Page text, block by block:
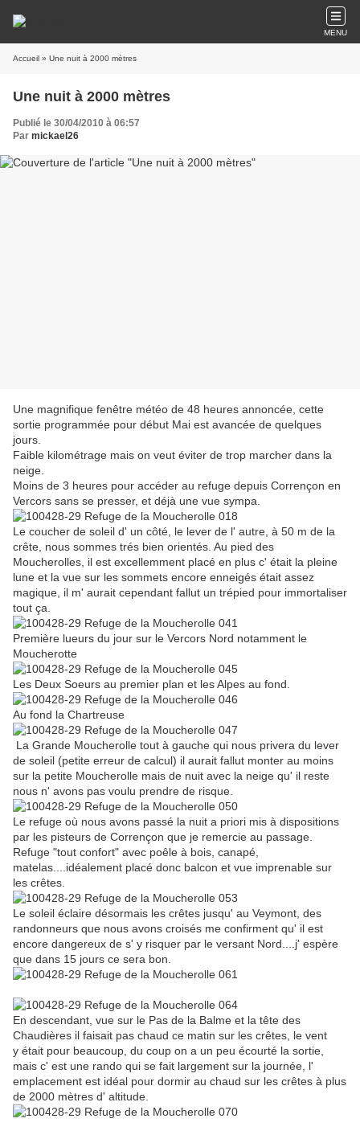
MENU
Accueil » Une nuit à 2000 mètres
Une nuit à 2000 mètres
Publié le 30/04/2010 à 06:57
Par mickael26
Une magnifique fenêtre météo de 48 heures annoncée, cette
sortie programmée pour début Mai est avancée de quelques
jours.
Faible kilométrage mais on veut éviter de trop marcher dans la
neige.
Moins de 3 heures pour accéder au refuge depuis Corrençon en
Vercors sans se presser, et déjà une vue sympa.
Le coucher de soleil d' un côté, le lever de l' autre, à 50 m de la
crête, nous sommes trés bien orientés. Au pied des
Moucherolles, il est excellemment placé en plus c' était la pleine
lune et la vue sur les sommets encore enneigés était assez
magique, il m' aurait cependant fallut un trépied pour immortaliser
tout ça.
Première lueurs du jour sur le Vercors Nord notamment le
Moucherotte
Les Deux Soeurs au premier plan et les Alpes au fond.
Au fond la Chartreuse
La Grande Moucherolle tout à gauche qui nous privera du lever
de soleil (petite erreur de calcul) il aurait fallut monter au moins
sur la petite Moucherolle mais de nuit avec la neige qu' il reste
nous n' avons pas voulu prendre de risque.
Le refuge où nous avons passé la nuit a priori mis à dispositions
par les pisteurs de Corrençon que je remercie au passage.
Refuge "tout confort" avec poêle à bois, canapé,
matelas....idéalement placé donc balcon et vue imprenable sur
les crêtes.
Le soleil éclaire désormais les crêtes jusqu' au Veymont, des
randonneurs que nous avons croisés me confirment qu' il est
encore dangereux de s' y risquer par le versant Nord....j' espère
que dans 15 jours ce sera bon.
En descendant, vue sur le Pas de la Balme et la tête des
Chaudières il faisait pas chaud ce matin sur les crêtes, le vent
y était pour beaucoup, du coup on a un peu écourté la sortie,
mais c' est une rando qui se fait largement sur la journée, l'
emplacement est idéal pour dormir au chaud sur les crêtes à plus
de 2000 mètres d' altitude.